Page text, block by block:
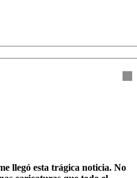
llegó esta trágica noticia. No